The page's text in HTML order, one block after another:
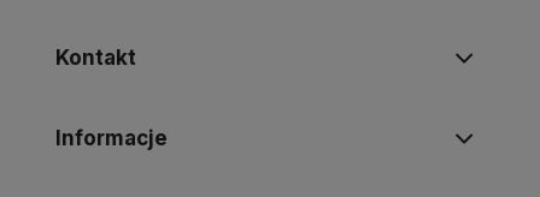
Kontakt
Informacje